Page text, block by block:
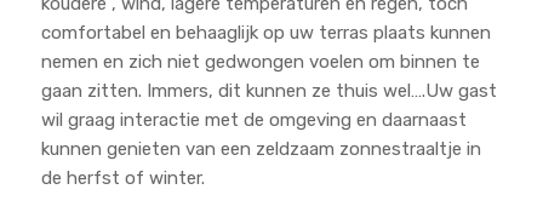
comfortabel en behaaglijk op uw terras plaats kunnen
nemen en zich niet gedwongen voelen om binnen te
gaan zitten. Immers, dit kunnen ze thuis wel….Uw gast
wil graag interactie met de omgeving en daarnaast
kunnen genieten van een zeldzaam zonnestraaltje in
de herfst of winter.